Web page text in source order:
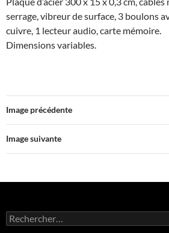
serrage, vibreur de surface, 3 boulons
cuivre, 1 lecteur audio, carte mémoire.
Dimensions variables.
Image précédente
Image suivante
Rechercher :